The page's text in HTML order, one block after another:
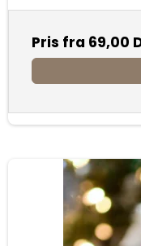
Pris fra 69,00